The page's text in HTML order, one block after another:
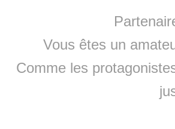
Vous êtes un
Comme les